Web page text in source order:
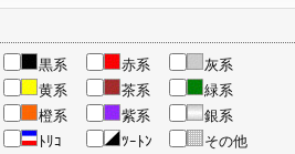
黒系 赤系
灰系
黄系 茶系
緑系
橙系 紫系
銀系
ﾄﾘｺ ﾂｰﾄﾝ その他